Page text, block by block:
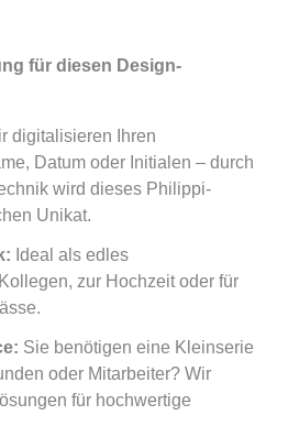
für diesen Design-
digitalisieren Ihren
Datum oder Initialen – durch
wird dieses Philippi-
Unikat.
Ideal als edles
zur Hochzeit oder für
Sie benötigen eine Kleinserie
oder Mitarbeiter? Wir
für hochwertige